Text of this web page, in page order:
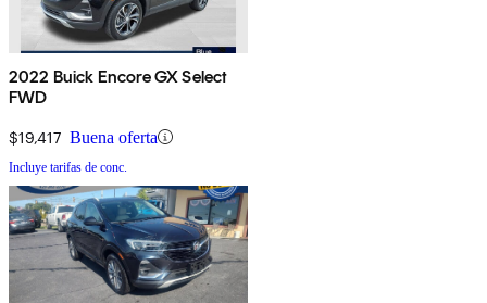
2022 Buick Encore GX Select
FWD
$19,417 Buena oferta
Incluye tarifas de conc.